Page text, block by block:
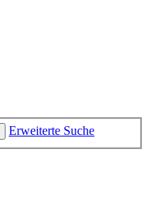
Erweiterte Suche